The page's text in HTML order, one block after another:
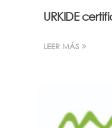
URKIDE
LEER MÁS